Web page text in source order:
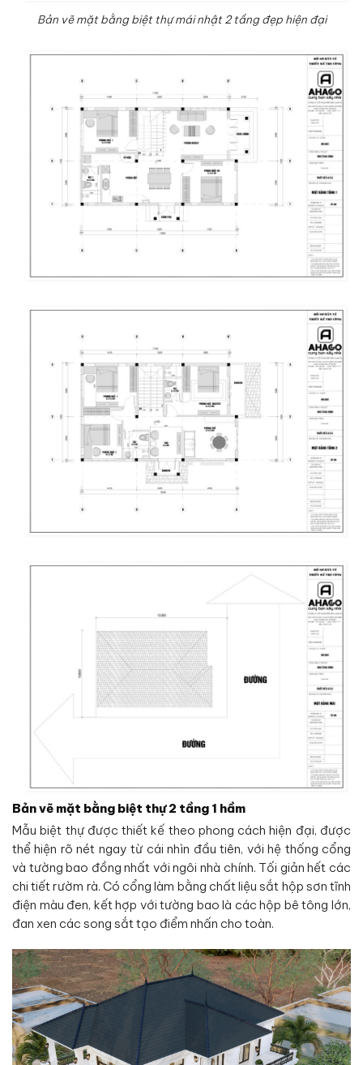
Bản vẽ mặt bằng biệt thự mái nhật 2 tầng đẹp hiện đại
Bản vẽ mặt bằng biệt thự 2 tầng 1 hầm
Mẫu biệt thự được thiết kế theo phong cách hiện đại, được
thể hiện rõ nét ngay từ cái nhìn đầu tiên, với hệ thống cổng
và tường bao đồng nhất với ngôi nhà chính. Tối giản hết các
chi tiết rườm rà. Có cổng làm bằng chất liệu sắt hộp sơn tĩnh
điện màu đen, kết hợp với tường bao là các hộp bê tông lớn,
đan xen các song sắt tạo điểm nhấn cho toàn.